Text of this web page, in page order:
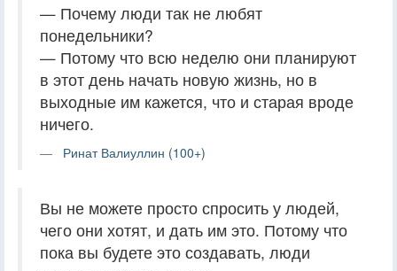
— Почему люди так не любят
понедельники?
— Потому что всю неделю они планируют
в этот день начать новую жизнь, но в
выходные им кажется, что и старая вроде
ничего.
Ринат Валиуллин (100+)
Вы не можете просто спросить у людей,
чего они хотят, и дать им это. Потому что
пока вы будете это создавать, люди